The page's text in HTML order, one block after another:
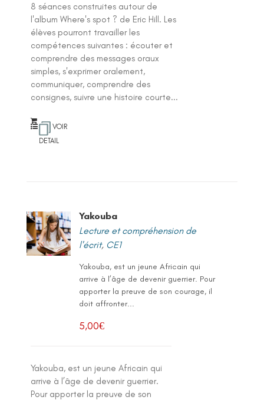
0
su
8 séances construites autour de
l'album Where's spot ? de Eric Hill. Les
élèves pourront travailler les
compétences suivantes : écouter et
comprendre des messages oraux
simples, s'exprimer oralement,
communiquer, comprendre des
consignes, suivre une histoire courte...
VOIR
DETAIL
Yakouba
Lecture et compréhension de
l'écrit, CE1
Yakouba, est un jeune Africain qui
arrive à l’âge de devenir guerrier. Pour
apporter la preuve de son courage, il
doit affronter...
5,00€
Yakouba, est un jeune Africain qui
arrive à l’âge de devenir guerrier.
Pour apporter la preuve de son